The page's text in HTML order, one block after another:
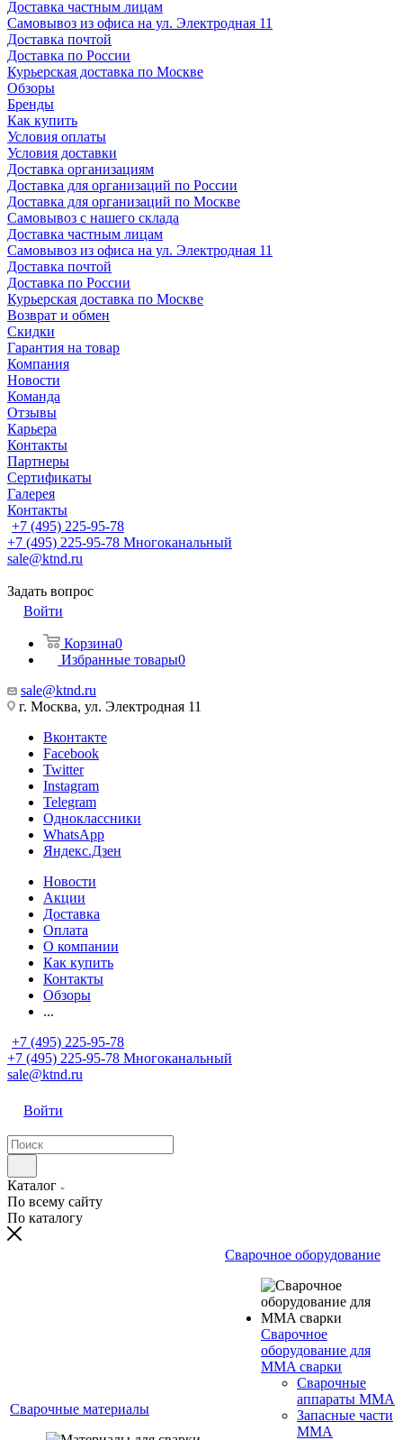
Доставка частным лицам
Самовывоз из офиса на ул. Электродная 11
Доставка почтой
Доставка по России
Курьерская доставка по Москве
Обзоры
Бренды
Как купить
Условия оплаты
Условия доставки
Доставка организациям
Доставка для организаций по России
Доставка для организаций по Москве
Самовывоз с нашего склада
Доставка частным лицам
Самовывоз из офиса на ул. Электродная 11
Доставка почтой
Доставка по России
Курьерская доставка по Москве
Возврат и обмен
Скидки
Гарантия на товар
Компания
Новости
Команда
Отзывы
Карьера
Контакты
Партнеры
Сертификаты
Галерея
Контакты
+7 (495) 225-95-78
+7 (495) 225-95-78 Многоканальный
sale@ktnd.ru
Задать вопрос
Войти
Корзина0
Избранные товары0
sale@ktnd.ru
г. Москва, ул. Электродная 11
Вконтакте
Facebook
Twitter
Instagram
Telegram
Одноклассники
WhatsApp
Яндекс.Дзен
Новости
Акции
Доставка
Оплата
О компании
Как купить
Контакты
Обзоры
...
+7 (495) 225-95-78
+7 (495) 225-95-78 Многоканальный
sale@ktnd.ru
Войти
Каталог
По всему сайту
По каталогу
Сварочные материалы
Сварочное оборудование
Сварочное
оборудование для
MMA сварки
Сварочные
аппараты MMA
Запасные части
MMA